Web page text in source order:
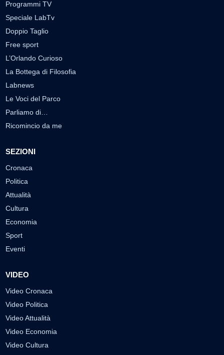
Programmi TV
Speciale LabTv
Doppio Taglio
Free sport
L’Orlando Curioso
La Bottega di Filosofia
Labnews
Le Voci del Parco
Parliamo di…
Ricomincio da me
SEZIONI
Cronaca
Politica
Attualità
Cultura
Economia
Sport
Eventi
VIDEO
Video Cronaca
Video Politica
Video Attualità
Video Economia
Video Cultura